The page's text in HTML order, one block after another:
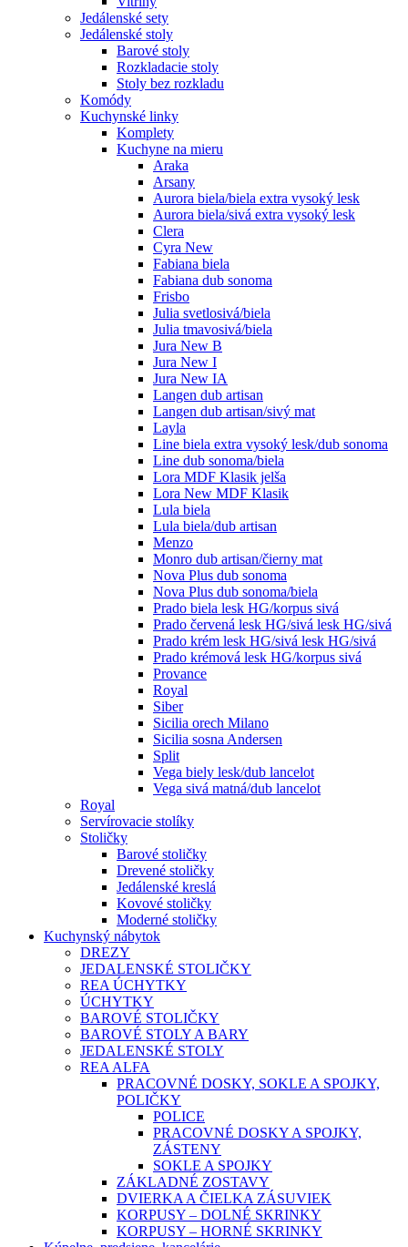
Jedálenské sety
Jedálenské stoly
Barové stoly
Rozkladacie stoly
Stoly bez rozkladu
Komódy
Kuchynské linky
Komplety
Kuchyne na mieru
Araka
Arsany
Aurora biela/biela extra vysoký lesk
Aurora biela/sivá extra vysoký lesk
Clera
Cyra New
Fabiana biela
Fabiana dub sonoma
Frisbo
Julia svetlosivá/biela
Julia tmavosivá/biela
Jura New B
Jura New I
Jura New IA
Langen dub artisan
Langen dub artisan/sivý mat
Layla
Line biela extra vysoký lesk/dub sonoma
Line dub sonoma/biela
Lora MDF Klasik jelša
Lora New MDF Klasik
Lula biela
Lula biela/dub artisan
Menzo
Monro dub artisan/čierny mat
Nova Plus dub sonoma
Nova Plus dub sonoma/biela
Prado biela lesk HG/korpus sivá
Prado červená lesk HG/sivá lesk HG/sivá
Prado krém lesk HG/sivá lesk HG/sivá
Prado krémová lesk HG/korpus sivá
Provance
Royal
Siber
Sicilia orech Milano
Sicilia sosna Andersen
Split
Vega biely lesk/dub lancelot
Vega sivá matná/dub lancelot
Royal
Servírovacie stolíky
Stoličky
Barové stoličky
Drevené stoličky
Jedálenské kreslá
Kovové stoličky
Moderné stoličky
Kuchynský nábytok
DREZY
JEDALENSKÉ STOLIČKY
REA ÚCHYTKY
ÚCHYTKY
BAROVÉ STOLIČKY
BAROVÉ STOLY A BARY
JEDALENSKÉ STOLY
REA ALFA
PRACOVNÉ DOSKY, SOKLE A SPOJKY,
POLIČKY
POLICE
PRACOVNÉ DOSKY A SPOJKY,
ZÁSTENY
SOKLE A SPOJKY
ZÁKLADNÉ ZOSTAVY
DVIERKA A ČIELKA ZÁSUVIEK
KORPUSY – DOLNÉ SKRINKY
KORPUSY – HORNÉ SKRINKY